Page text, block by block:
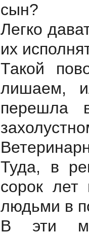
сын?
Легко
их
Такой
лишаем,
Туда, в
сорок лет
людьми в
В эти